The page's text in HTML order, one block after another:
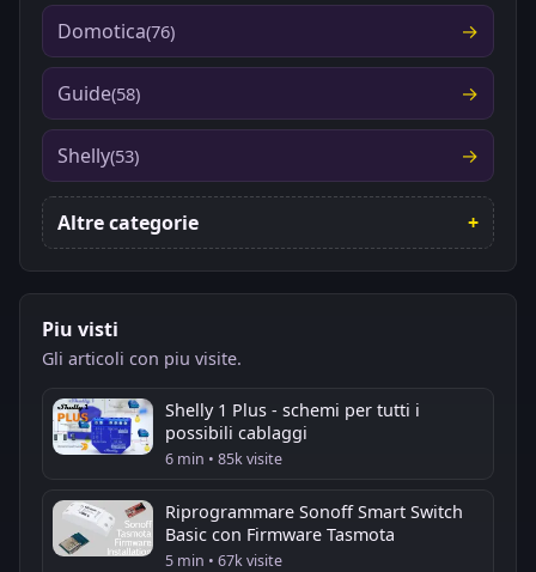
Domotica(76)
Guide(58)
Shelly(53)
Altre categorie
Piu visti
Gli articoli con piu visite.
Shelly 1 Plus - schemi per tutti i
possibili cablaggi
6 min • 85k visite
Riprogrammare Sonoff Smart Switch
Basic con Firmware Tasmota
5 min • 67k visite